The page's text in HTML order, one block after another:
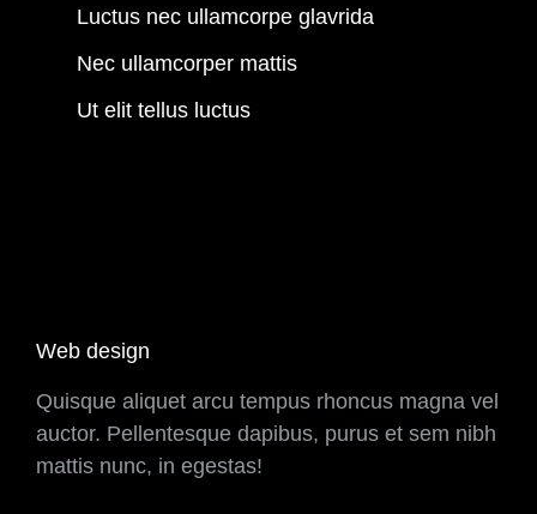
Luctus nec ullamcorpe glavrida
Nec ullamcorper mattis
Ut elit tellus luctus
Web design
Quisque aliquet arcu tempus rhoncus magna vel
auctor. Pellentesque dapibus, purus et sem nibh
mattis nunc, in egestas!